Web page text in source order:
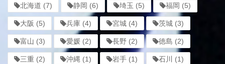
北海道 (7) 静岡 (6) 埼玉 (5) 福岡 (5)
大阪 (5) 兵庫 (4) 宮城 (4) 茨城 (3)
富山 (3) 愛媛 (2) 長野 (2) 徳島 (2)
三重 (2) 沖縄 (1) 岩手 (1) 石川 (1)